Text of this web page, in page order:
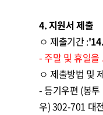
4. 지원서 제출
ㅇ 제출기간 :
- 주말 및 휴일
ㅇ 제출방법 및
- 등기우편 (봉투
우) 302-701 대